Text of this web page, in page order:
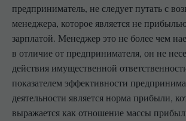
предприниматель, не следует путать с
менеджера, которое является не
зарплатой. Менеджер это не более чем
в отличие от предпринимателя, он не
действия имущественной
показателем эффективности
деятельности является норма прибыли,
выражается как отношение массы